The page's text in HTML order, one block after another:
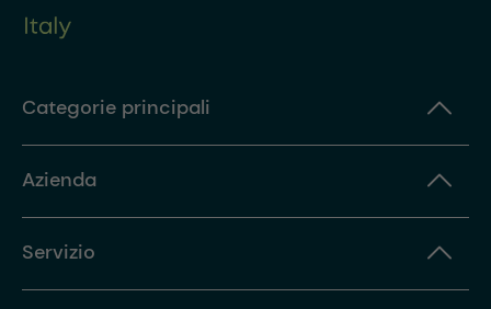
Categorie principali
Azienda
Servizio